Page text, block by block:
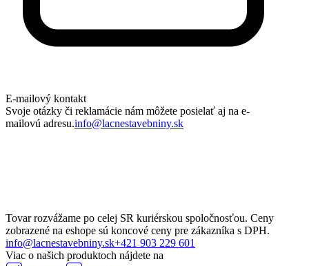
E-mailový kontakt
Svoje otázky či reklamácie nám môžete posielať aj na e-
mailovú adresu.info@lacnestavebniny.sk
Tovar rozvážame po celej SR kuriérskou spoločnosťou. Ceny
zobrazené na eshope sú koncové ceny pre zákazníka s DPH.
info@lacnestavebniny.sk+421 903 229 601
Viac o našich produktoch nájdete na